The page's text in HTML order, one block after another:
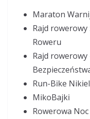
Maraton
Rajd
Roweru
Rajd
Run-Bike
MikoBajki
Rowerowa